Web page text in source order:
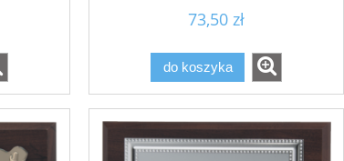
73,50 zł
do koszyka